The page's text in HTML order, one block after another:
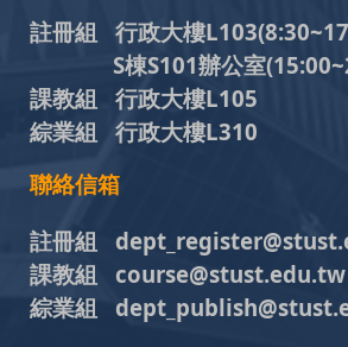
註冊組 行政大樓L103
S棟S101辦公室
課教組 行政大樓L105
綜業組 行政大樓L310
聯絡信箱
註冊組
課教組 course@stust.edu.tw
綜業組